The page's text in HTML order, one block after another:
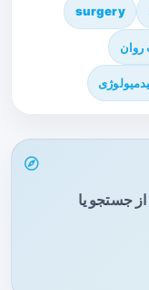
surgery
جستجو یا